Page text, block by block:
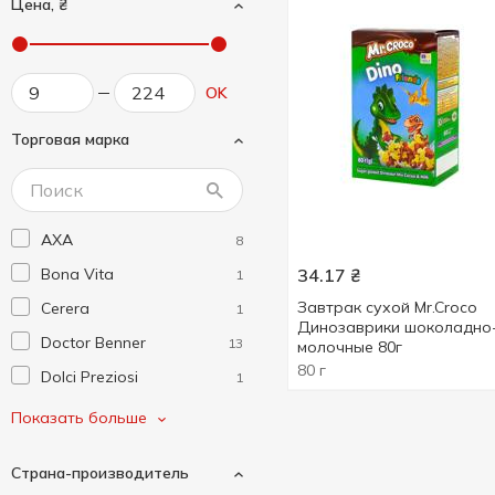
Цена, ₴
OK
Торговая марка
AXA 8
Bona Vita 1
Cerera 1
Doctor Benner 13
Dolci Preziosi 1
Elovena
Holm's 8
Показать больше
Страна-производитель
34.17 ₴
Завтрак сухой Mr.Croco
Динозаврики
молочные 80г
80 г